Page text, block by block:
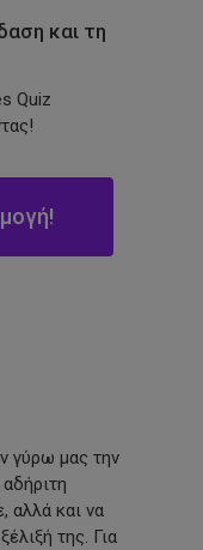
και τη
Quiz
γύρω μας την
αλλά και να
της. Για